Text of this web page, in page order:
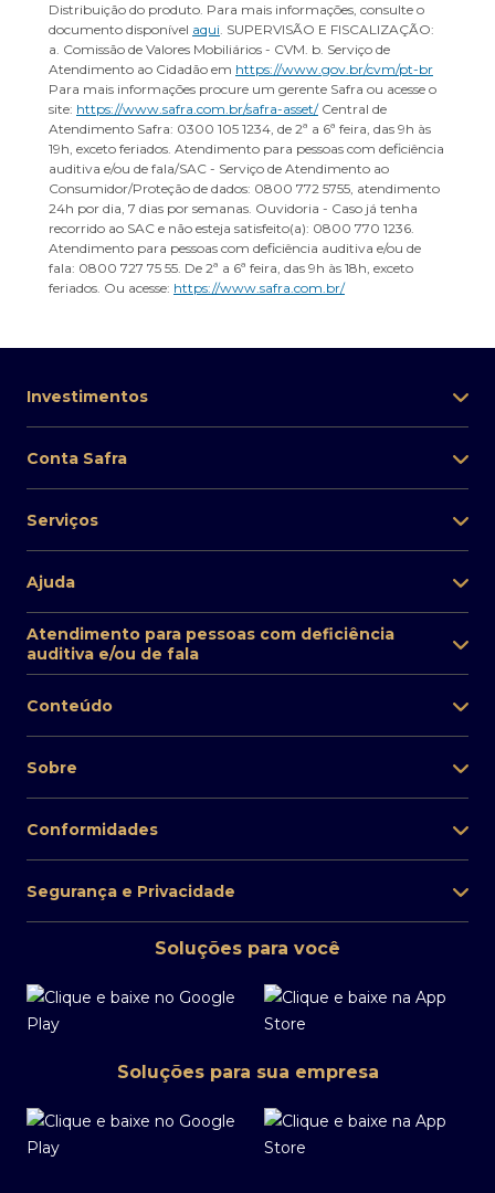
Distribuição do produto. Para mais informações, consulte o
documento disponível aqui. SUPERVISÃO E FISCALIZAÇÃO:
a. Comissão de Valores Mobiliários - CVM. b. Serviço de
Atendimento ao Cidadão em https://www.gov.br/cvm/pt-br
Para mais informações procure um gerente Safra ou acesse o
site: https://www.safra.com.br/safra-asset/Central de
Atendimento Safra: 0300 105 1234, de 2ª a 6ª feira, das 9h às
19h, exceto feriados. Atendimento para pessoas com deficiência
auditiva e/ou de fala/SAC - Serviço de Atendimento ao
Consumidor/Proteção de dados: 0800 772 5755, atendimento
24h por dia, 7 dias por semanas. Ouvidoria - Caso já tenha
recorrido ao SAC e não esteja satisfeito(a): 0800 770 1236.
Atendimento para pessoas com deficiência auditiva e/ou de
fala: 0800 727 75 55. De 2ª a 6ª feira, das 9h às 18h, exceto
feriados. Ou acesse: https://www.safra.com.br/
Investimentos
Conta Safra
Serviços
Ajuda
Atendimento para pessoas com deficiência
auditiva e/ou de fala
Conteúdo
Sobre
Conformidades
Segurança e Privacidade
Soluções para você
Soluções para sua empresa